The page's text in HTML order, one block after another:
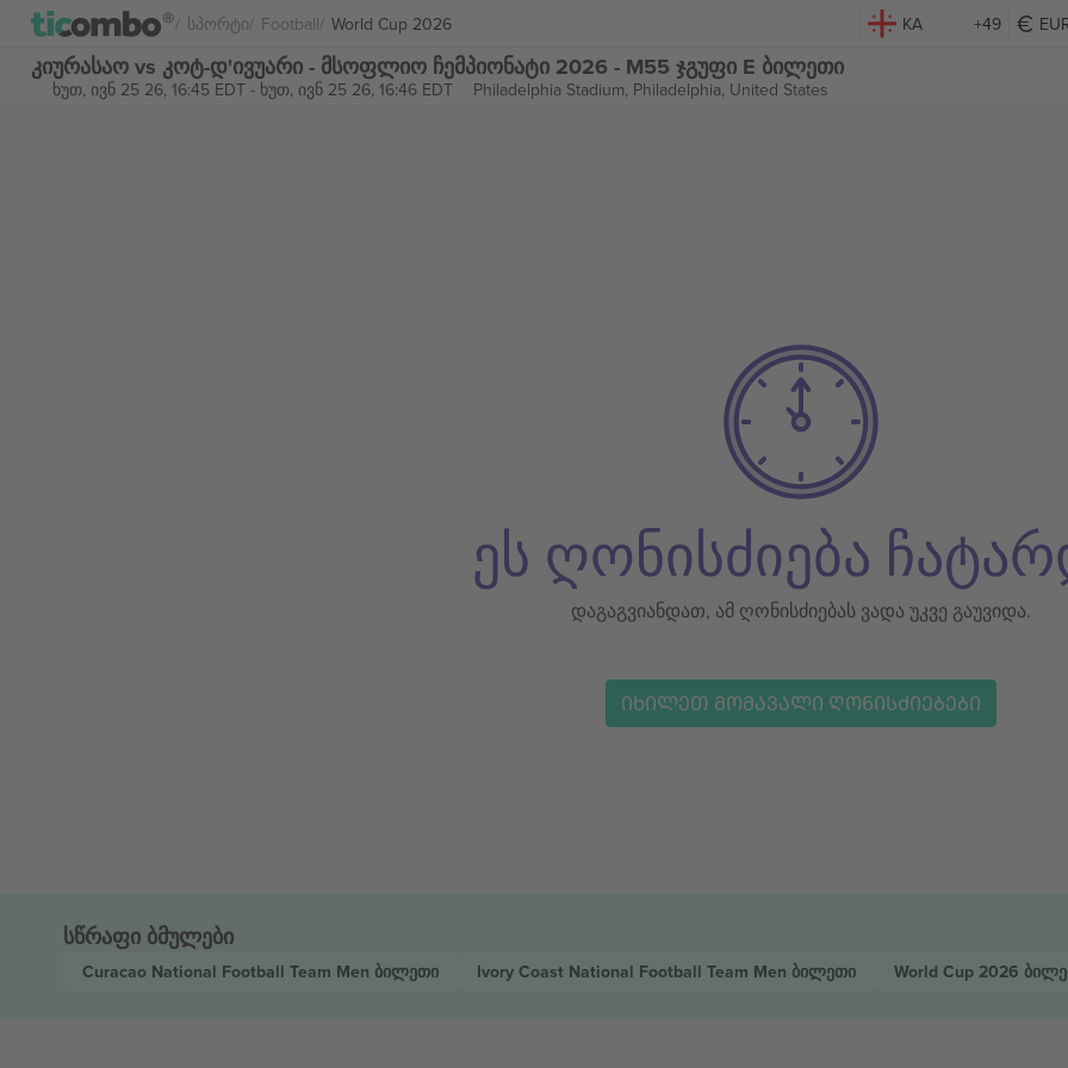
Სპორტი Football World Cup 2026 KA +49
კიურასაო vs კოტ-დ'ივუარი - მსოფლიო ჩემპიონატი 2026 - M55 ჯგუფი E ბილეთი
ხუთ, ივნ 25 26, 16:45 EDT- ხუთ, ივნ 25 26, 16:46 EDT Philadelphia Stadium, Philadelphia, United States
ეს ღონისძიება
დაგაგვიანდათ, ამ ღონისძიებას ვადა უკვე გაუვიდა.
ᲘᲮᲘᲚᲔᲗ ᲛᲝᲛᲐᲕᲐᲚᲘ ᲦᲝᲜᲘᲡᲫᲘᲔᲑᲔᲑᲘ
სწრაფი ბმულები
Curacao National Football Team Men ბილეთი Ivory Coast National Football Team Men ბილეთი World Cup 2026